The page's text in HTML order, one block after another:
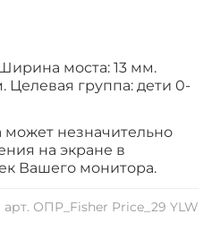
арт. ОПР_Fisher Price_29 YLW
моста: 13 мм.
Целевая группа: дети 0-
может незначительно
на экране в
Вашего монитора.